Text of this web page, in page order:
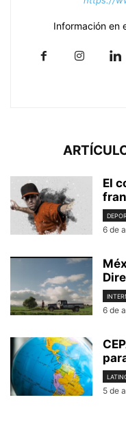
Información en
El
6 de
6 de
5 de